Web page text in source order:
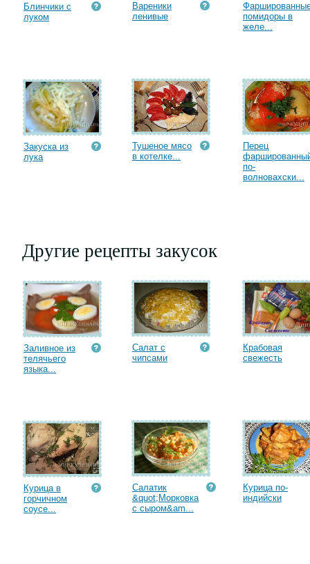
Блинчики с
луком
Вареники
ленивые
помидоры в
желе...
Закуска из
лука
Тушеное мясо
в котелке...
Перец
по-
волновахски...
Другие рецепты закусок
Заливное из
телячьего
языка...
Салат с
чипсами
Крабовая
cвежесть
Курица в
горчичном
соусе...
Салатик
&quot;Морковка
с сыром&am...
Курица по-
индийски